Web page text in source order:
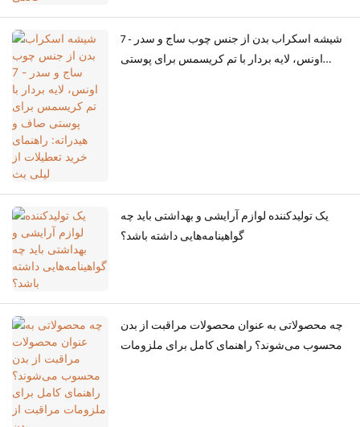
شیشه اسکراب بدن از جنس چوب ساج و سدر - 7
اونس، لایه بردار با تم کریسمس برای پوستی
یک تولیدکننده لوازم آرایشی و بهداشتی باید چه
گواهینامه‌هایی داشته باشد؟
چه محصولاتی به عنوان محصولات مراقبت از بدن
محسوب می‌شوند؟ راهنمای کامل برای ملزومات